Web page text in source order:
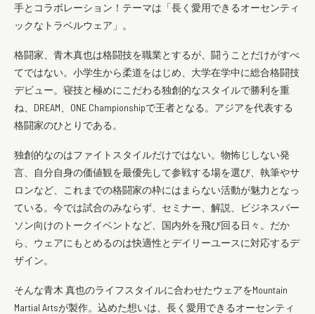
手とコラボレーション！テーマは「長く愛用できるオーセンティ
ックなトラベルウェア」。
格闘家、青木真也は格闘技を職業とするが、闘うことだけがすべ
てではない。小学生から柔道をはじめ、大学在学中に総合格闘技
デビュー。寝技と極めにこだわる独創的なスタイルで勝利を重
ね、DREAM、ONE Championshipで王者となる。アジアを代表する
格闘家のひとりである。
独創的なのはファイトスタイルだけではない。物怖じしない発
言、自分自身の価値観を最優先して参戦する場を選び、執筆やサ
ロンなど、これまでの格闘家の枠にはまらない活動が魅力となっ
ている。今では試合のみならず、セミナー、解説、ビジネスパー
ソン向けのトークイベントなど、国内外を飛び回る日々。だか
ら、ウェアにもとめるのは快適性とデイリーユースに対応するデ
ザイン。
そんな青木 真也のライフスタイルに合わせたウェアをMountain
Martial Artsが製作。込めた想いは、長く愛用できるオーセンティ